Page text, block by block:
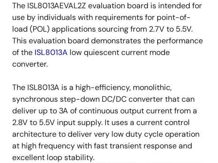
描
述
The ISL8013AEVAL2Z evaluation board is intended for
use by individuals with requirements for point-of-
load (POL) applications sourcing from 2.7V to 5.5V.
This evaluation board demonstrates the performance
of the ISL8013A low quiescent current mode
converter.
The ISL8013A is a high-efficiency, monolithic,
synchronous step-down DC/DC converter that can
deliver up to 3A of continuous output current from a
2.8V to 5.5V input supply. It uses a current control
architecture to deliver very low duty cycle operation
at high frequency with fast transient response and
excellent loop stability.